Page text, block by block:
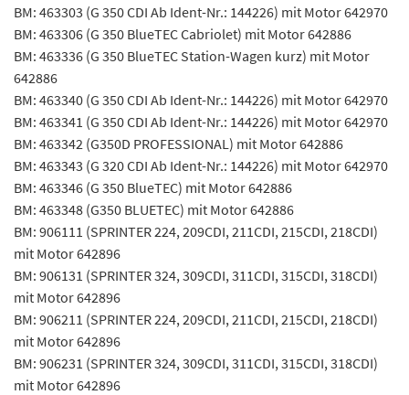
BM: 463303 (G 350 CDI Ab Ident-Nr.: 144226) mit Motor 642970
BM: 463306 (G 350 BlueTEC Cabriolet) mit Motor 642886
BM: 463336 (G 350 BlueTEC Station-Wagen kurz) mit Motor
642886
BM: 463340 (G 350 CDI Ab Ident-Nr.: 144226) mit Motor 642970
BM: 463341 (G 350 CDI Ab Ident-Nr.: 144226) mit Motor 642970
BM: 463342 (G350D PROFESSIONAL) mit Motor 642886
BM: 463343 (G 320 CDI Ab Ident-Nr.: 144226) mit Motor 642970
BM: 463346 (G 350 BlueTEC) mit Motor 642886
BM: 463348 (G350 BLUETEC) mit Motor 642886
BM: 906111 (SPRINTER 224, 209CDI, 211CDI, 215CDI, 218CDI)
mit Motor 642896
BM: 906131 (SPRINTER 324, 309CDI, 311CDI, 315CDI, 318CDI)
mit Motor 642896
BM: 906211 (SPRINTER 224, 209CDI, 211CDI, 215CDI, 218CDI)
mit Motor 642896
BM: 906231 (SPRINTER 324, 309CDI, 311CDI, 315CDI, 318CDI)
mit Motor 642896